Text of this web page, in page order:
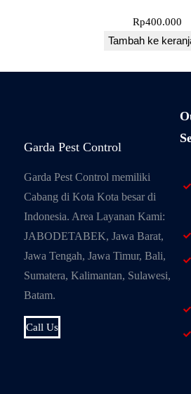
Rp400.000
Tambah ke
Garda Pest Control
Garda Pest Control memiliki
Cabang di Kota Kota besar di
Indonesia. Area Layanan Kami:
JABODETABEK, Jawa Barat,
Jawa Tengah, Jawa Timur, Bali,
Sumatera, Kalimantan, Sulawesi,
Batam.
Call Us